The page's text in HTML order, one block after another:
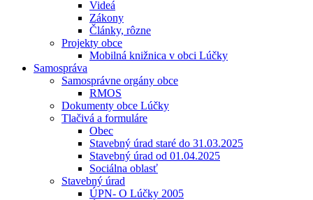
Videá
Zákony
Články, rôzne
Projekty obce
Mobilná knižnica v obci Lúčky
Samospráva
Samosprávne orgány obce
RMOS
Dokumenty obce Lúčky
Tlačivá a formuláre
Obec
Stavebný úrad staré do 31.03.2025
Stavebný úrad od 01.04.2025
Sociálna oblasť
Stavebný úrad
ÚPN- O Lúčky 2005